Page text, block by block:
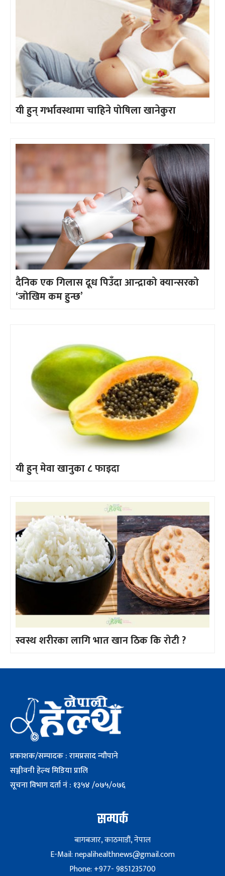
यी हुन् गर्भावस्थामा चाहिने पोषिला खानेकुरा
दैनिक एक गिलास दूध पिउँदा आन्द्राको क्यान्सरको
‘जोखिम कम हुन्छ’
यी हुन् मेवा खानुका ८ फाइदा
स्वस्थ शरीरका लागि भात खान ठिक कि रोटी ?
प्रकाशक/सम्पादक : रामप्रसाद न्यौपाने
सञ्जीवनी हेल्थ मिडिया प्रालि
सूचना विभाग दर्ता नं : १३५४ /०७५/०७६
सम्पर्क
बागबजार, काठमाडौं, नेपाल
E-Mail: nepalihealthnews@gmail.com
Phone: +977- 9851235700